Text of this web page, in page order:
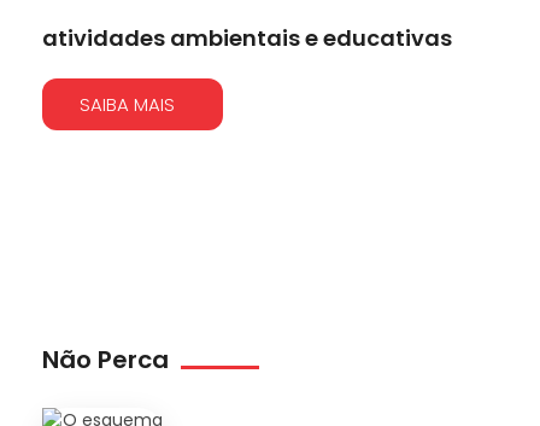
atividades ambientais e educativas
SAIBA MAIS
Não Perca